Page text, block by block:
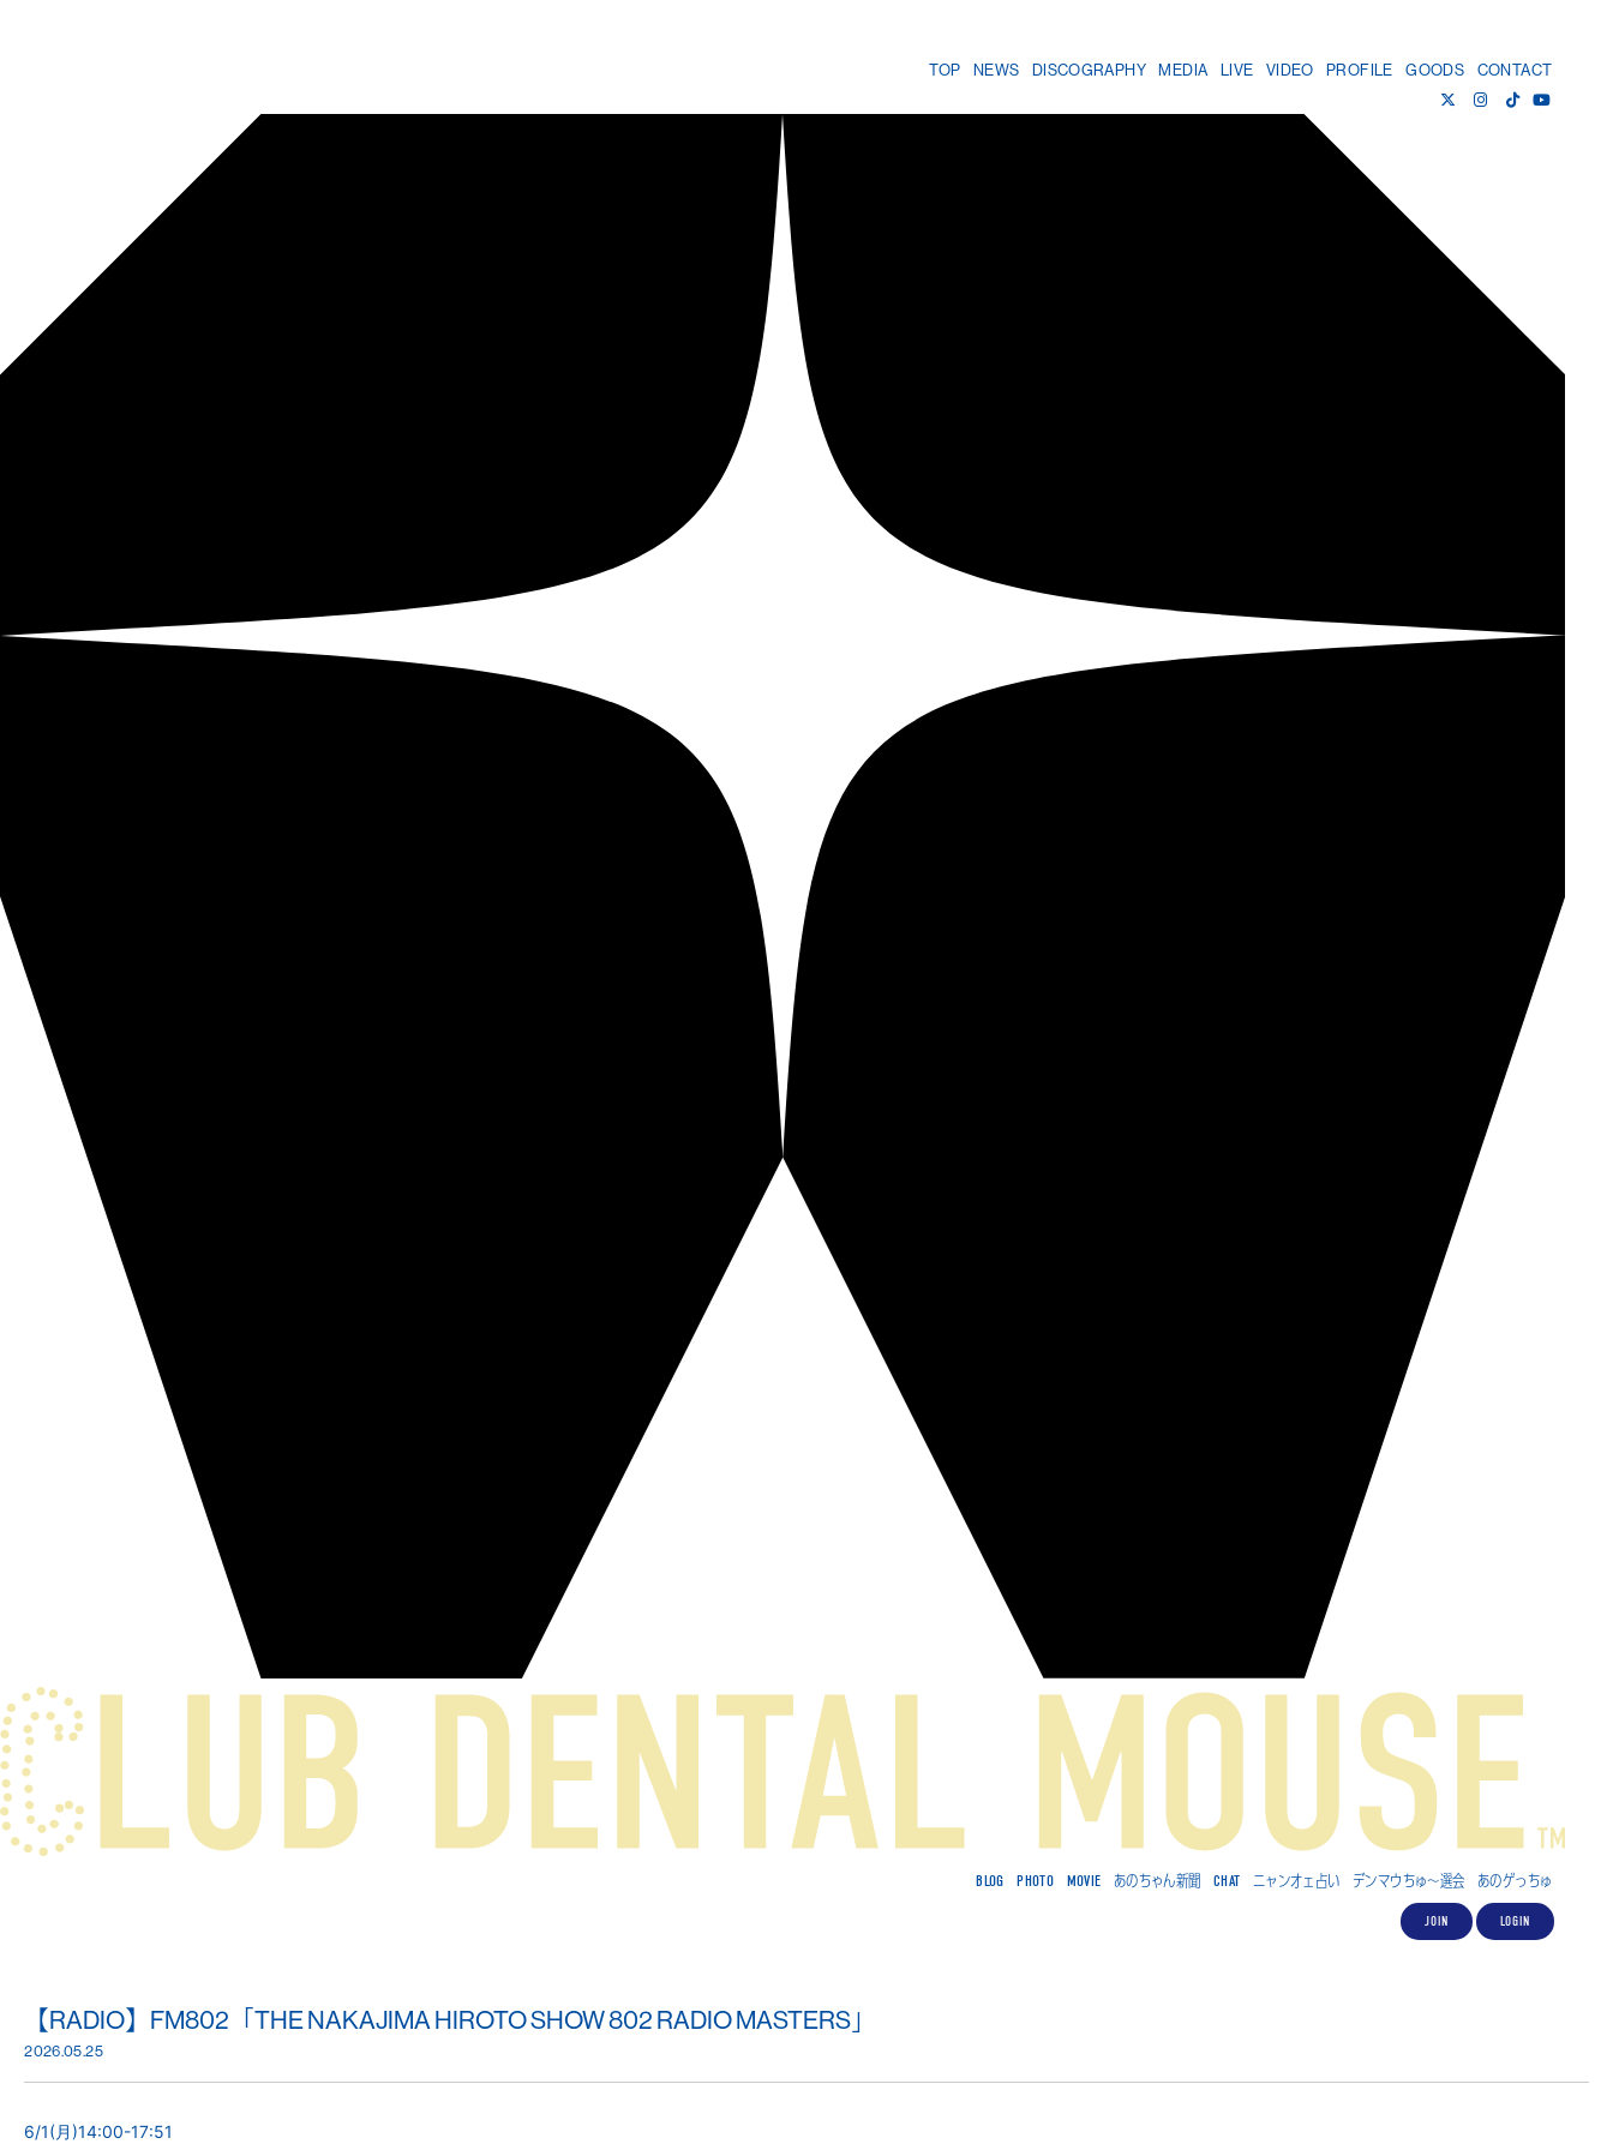
TOP NEWS DISCOGRAPHY MEDIA LIVE VIDEO PROFILE GOODS CONTACT
BLOG PHOTO MOVIE あのちゃん新聞 CHAT ニャンオェ占い デンマウちゅ～選会 あのゲっちゅ
JOIN LOGIN
【RADIO】FM802「THE NAKAJIMA HIROTO SHOW 802 RADIO MASTERS」
2026.05.25
6/1(月)14:00-17:51